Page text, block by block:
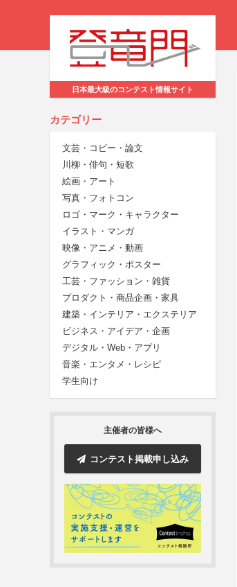
日本最大級のコンテスト情報サイト
カテゴリー
文芸・コピー・論文
川柳・俳句・短歌
絵画・アート
写真・フォトコン
ロゴ・マーク・キャラクター
イラスト・マンガ
映像・アニメ・動画
グラフィック・ポスター
工芸・ファッション・雑貨
プロダクト・商品企画・家具
建築・インテリア・エクステリア
ビジネス・アイデア・企画
デジタル・Web・アプリ
音楽・エンタメ・レシピ
学生向け
主催者の皆様へ
コンテスト掲載申し込み